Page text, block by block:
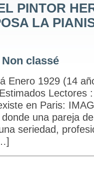
PINTOR
LA
Non classé
Enero 1929 (14
Lectores :
en Paris:
una pareja
seriedad,